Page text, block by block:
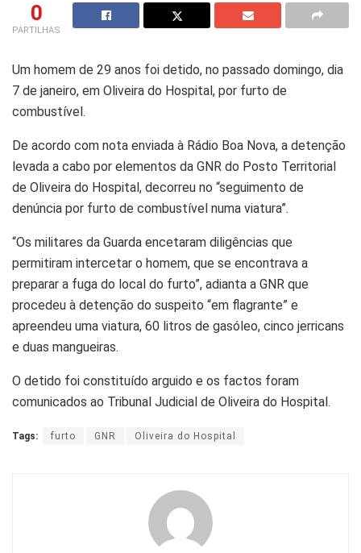
0
PARTILHAS
Um homem de 29 anos foi detido, no passado domingo, dia
7 de janeiro, em Oliveira do Hospital, por furto de
combustível.
De acordo com nota enviada à Rádio Boa Nova, a detenção
levada a cabo por elementos da GNR do Posto Territorial
de Oliveira do Hospital, decorreu no “seguimento de
denúncia por furto de combustível numa viatura”.
“Os militares da Guarda encetaram diligências que
permitiram intercetar o homem, que se encontrava a
preparar a fuga do local do furto”, adianta a GNR que
procedeu à detenção do suspeito “em flagrante” e
apreendeu uma viatura, 60 litros de gasóleo, cinco jerricans
e duas mangueiras.
O detido foi constituído arguido e os factos foram
comunicados ao Tribunal Judicial de Oliveira do Hospital.
Tags: furto GNR Oliveira do Hospital